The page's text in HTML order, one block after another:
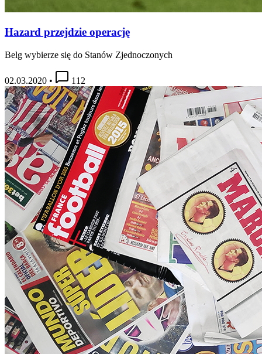
Hazard przejdzie operację
Belg wybierze się do Stanów Zjednoczonych
02.03.2020 • 112